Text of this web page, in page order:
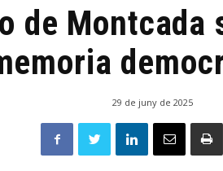
de Montcada
29 de juny de 2025